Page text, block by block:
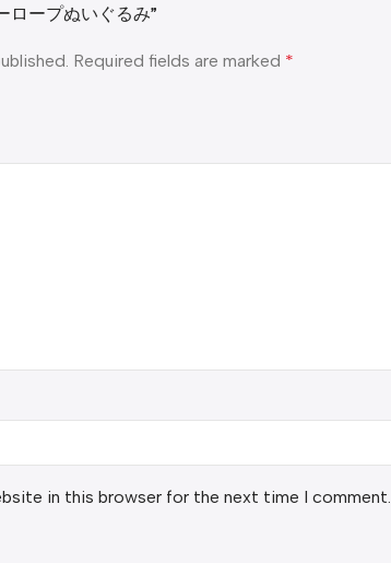
ープぬいぐるみ”
Required fields are marked *
in this browser for the next time I comment.